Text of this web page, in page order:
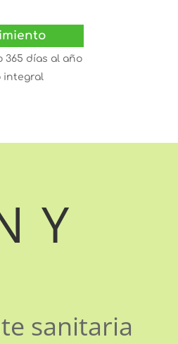
365 días al año
integral
Y
sanitaria